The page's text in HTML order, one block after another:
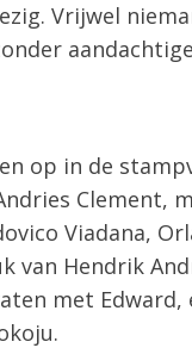
Vrijwel
op in de
Clement,
Viadana,
van Hendrik
met Edward,